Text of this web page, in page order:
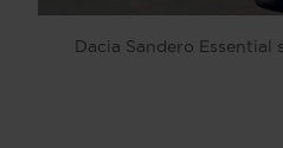
Dacia Sandero Essential